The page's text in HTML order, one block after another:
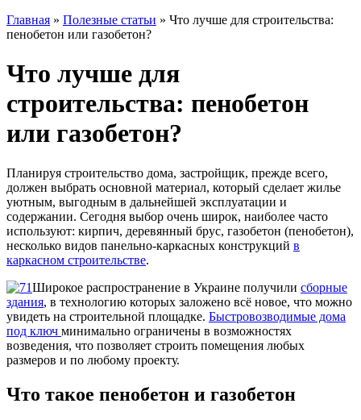
Главная » Полезные статьи » Что лучше для строительства:
пенобетон или газобетон?
Что лучше для
строительства: пенобетон
или газобетон?
Планируя строительство дома, застройщик, прежде всего,
должен выбрать основной материал, который сделает жилье
уютным, выгодным в дальнейшей эксплуатации и
содержании. Сегодня выбор очень широк, наиболее часто
используют: кирпич, деревянный брус, газобетон (пенобетон),
несколько видов панельно-каркасных конструкций в
каркасном строительстве.
Широкое распространение в Украине получили сборные
здания, в технологию которых заложено всё новое, что можно
увидеть на строительной площадке. Быстровозводимые дома
под ключ минимально ограничены в возможностях
возведения, что позволяет строить помещения любых
размеров и по любому проекту.
Что такое пенобетон и газобетон